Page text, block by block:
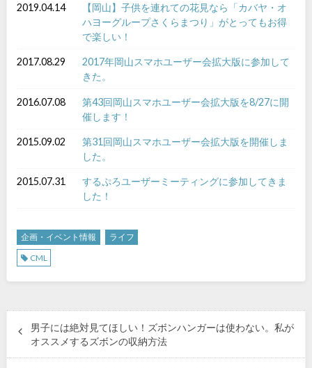
2019.04.14
【岡山】子供を連れての花見なら「カバヤ・オ
ハヨーグループさくらまつり」がとってもお得
で楽しい！
2017.08.29
2017年岡山スマホユーザー会拡大版に参加して
きた。
2016.07.08
第43回岡山スマホユーザー会拡大版を8/27に開
催します！
2015.09.02
第31回岡山スマホユーザー会拡大版を開催しま
した。
2015.07.31
するぷろユーザーミーティングに参加してきま
した！
企画・イベント情報
ライフ
CML
男子には絶対見てほしい！ズボンハンガーは使わない。私が
オススメするズボンの収納方法